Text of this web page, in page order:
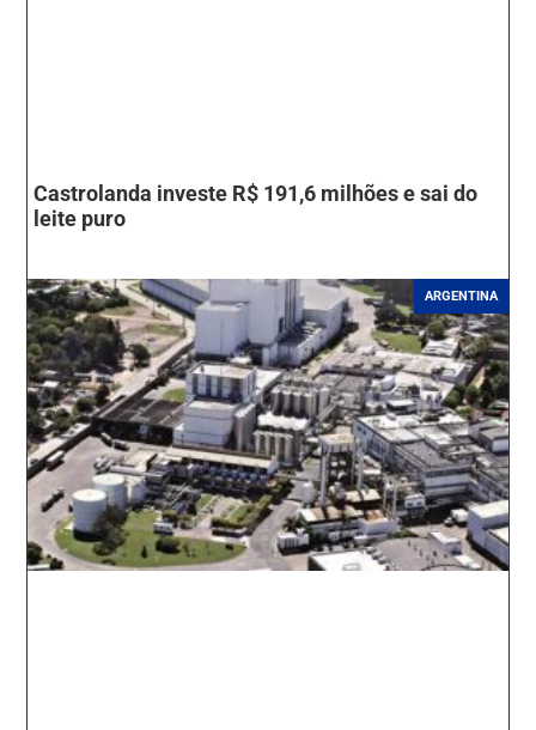
Castrolanda investe R$ 191,6 milhões e sai do
leite puro
ARGENTINA